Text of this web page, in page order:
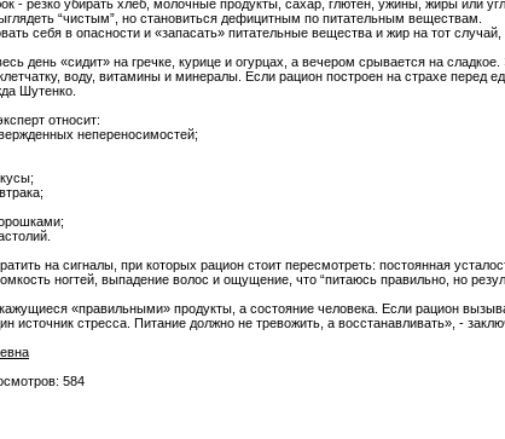
- резко убирать хлеб, молочные продукты, сахар, глютен, ужины, жиры или
“чистым”, но становиться дефицитным по питательным веществам.
себя в опасности и «запасать» питательные вещества и жир на тот случай,
день «сидит» на гречке, курице и огурцах, а вечером срывается на сладкое.
воду, витамины и минералы. Если рацион построен на страхе перед
Шутенко.
относит:
непереносимостей;
на сигналы, при которых рацион стоит пересмотреть: постоянная
ногтей, выпадение волос и ощущение, что “питаюсь правильно, но
«правильными» продукты, а состояние человека. Если рацион
источник стресса. Питание должно не тревожить, а восстанавливать», -
584